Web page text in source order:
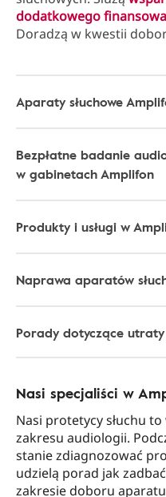
dodatkowego
Doradzą w kwestii
Aparaty słuchowe
Bezpłatne badanie
w gabinetach Amplifon
Produkty i usługi w
Naprawa aparatów
Porady dotyczące
Nasi specjaliści w
Nasi protetycy słuchu
zakresu audiologii.
stanie zdiagnozować
udzielą porad jak
zakresie doboru